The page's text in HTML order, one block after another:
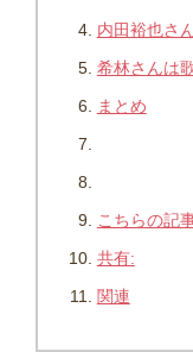
内田裕也さ
希林さんは
まとめ
こちらの記
共有:
関連